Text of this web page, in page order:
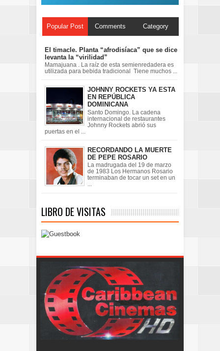
Popular Post Comments Category
El timacle. Planta “afrodisíaca” que se dice
levanta la “virilidad”
Mamajuana . La raíz de esta semienredadera es
utilizada para bebida tradicional Tiene muchos ...
JOHNNY ROCKETS YA ESTA
EN REPÚBLICA
DOMINICANA
Santo Domingo. La cadena
internacional de restaurantes
Johnny Rockets abrió sus
puertas en el ...
RECORDANDO LA MUERTE
DE PEPE ROSARIO
La madrugada del 19 de marzo
de 1983 Los Hermanos Rosario
terminaban de tocar un set en un
...
LIBRO DE VISITAS